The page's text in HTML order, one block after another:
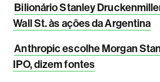
Bilionário Stanley
Wall St. às ações da Argentina
Anthropic escolhe Morgan
IPO, dizem fontes